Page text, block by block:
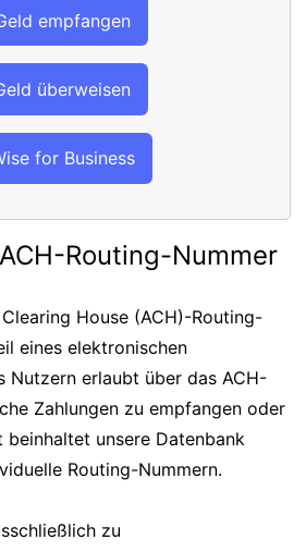
empfangen
überweisen
for Business
Routing-Nummer
House (ACH)-Routing-
eines elektronischen
Nutzern erlaubt über das ACH-
Zahlungen zu empfangen oder
beinhaltet unsere Datenbank
Routing-Nummern.
zu